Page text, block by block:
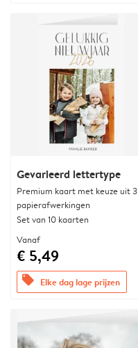
Gevarieerd lettertype
Premium kaart met keuze uit 3
papierafwerkingen
Set van 10 kaarten
Vanaf
€ 5,49
offers Elke dag lage prijzen